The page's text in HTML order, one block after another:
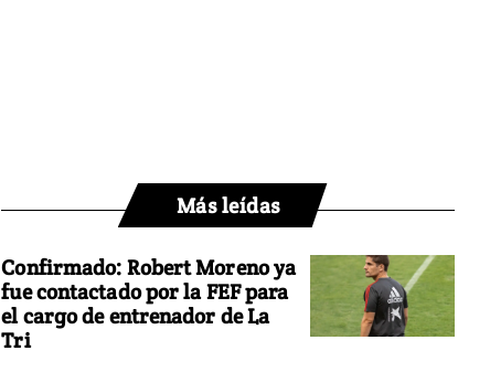
Más leídas
Confirmado: Robert Moreno ya
fue contactado por la FEF para
el cargo de entrenador de La
Tri